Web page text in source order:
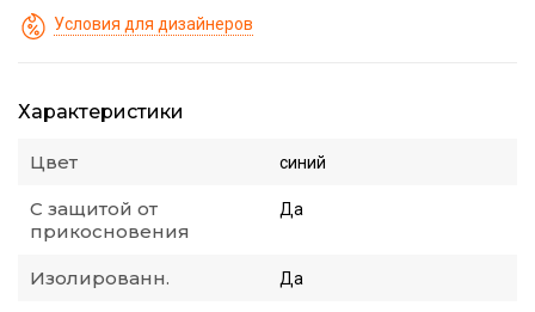
Условия для дизайнеров
Характеристики
Цвет синий
С защитой от
прикосновения
Да
Изолированн. Да